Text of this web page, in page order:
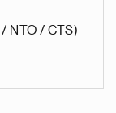
NTO / CTS)